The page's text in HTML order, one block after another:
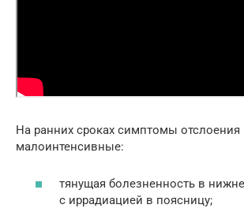
На ранних сроках симптомы отслоения
малоинтенсивные:
тянущая болезненность в
с иррадиацией в поясницу;